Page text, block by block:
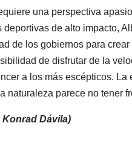
una perspectiva
de alto impacto,
de los gobiernos para
de disfrutar de la
a los más escépticos.
naturaleza parece no tener
Dávila)